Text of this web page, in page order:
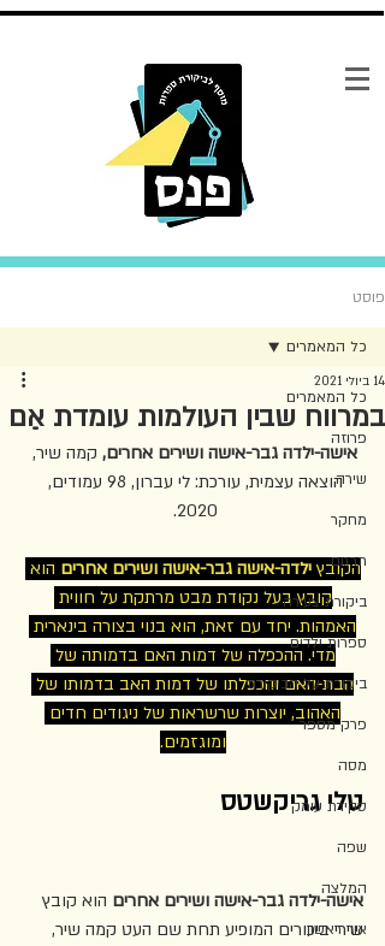
פוסט
כל המאמרים
פרוזה
שירה
מחקר
תרגום
ביקורת צעירה
ספרות ילדים
ביקורת על הביקורת
פרק מספר
מסה
סקירת עומק
שפה
המלצה
אור ראשון
כל המאמרים
במרווח שבין העולמות עומדת אֵם
14 ביולי 2021
אישה-ילדה גבר-אישה ושירים אחרים, קמה שיר,
הוצאה עצמית, עורכת: לי עברון, 98 עמודים,
2020.
הקובץ ילדה-אישה גבר-אישה ושירים אחרים הוא
קובץ בעל נקודת מבט מרתקת על חווית
האמהות. יחד עם זאת, הוא בנוי בצורה בינארית
מדי. ההכפלה של דמות האם בדמותה של
הבת-האם והכפלתו של דמות האב בדמותו של
האהוב, יוצרות שרשראות של ניגודים חדים
ומוגזמים.
טלי גריקשטס
אישה-ילדה גבר-אישה ושירים אחרים הוא קובץ
שירי ביכורים המופיע תחת שם העט קמה שיר,